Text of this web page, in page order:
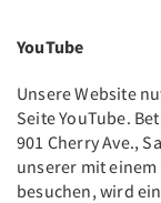
YouTube
Unsere Website
Seite YouTube.
901 Cherry Ave.,
unserer mit einem
besuchen, wird